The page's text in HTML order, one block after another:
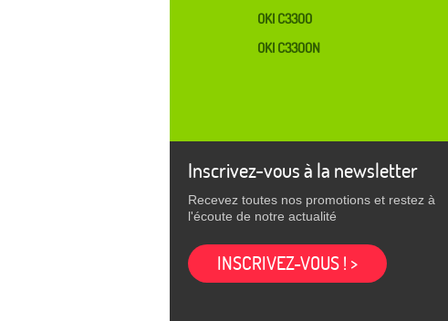
OKI C3300
OKI C3300N
Inscrivez-vous à la newsletter
Recevez toutes nos promotions et restez à
l'écoute de notre actualité
INSCRIVEZ-VOUS ! >